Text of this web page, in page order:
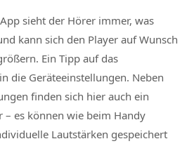
sieht der Hörer immer, was
kann sich den Player auf Wunsch
Ein Tipp auf das
die Geräteeinstellungen. Neben
finden sich hier auch ein
– es können wie beim Handy
Lautstärken gespeichert